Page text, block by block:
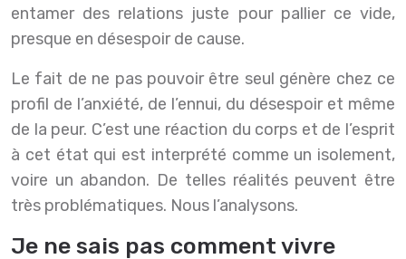
entamer des relations juste pour pallier ce vide,
presque en désespoir de cause.
Le fait de ne pas pouvoir être seul génère chez ce
profil de l’anxiété, de l’ennui, du désespoir et même
de la peur. C’est une réaction du corps et de l’esprit
à cet état qui est interprété comme un isolement,
voire un abandon. De telles réalités peuvent être
très problématiques. Nous l’analysons.
Je ne sais pas comment vivre